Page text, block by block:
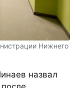
Нижнего
назвал